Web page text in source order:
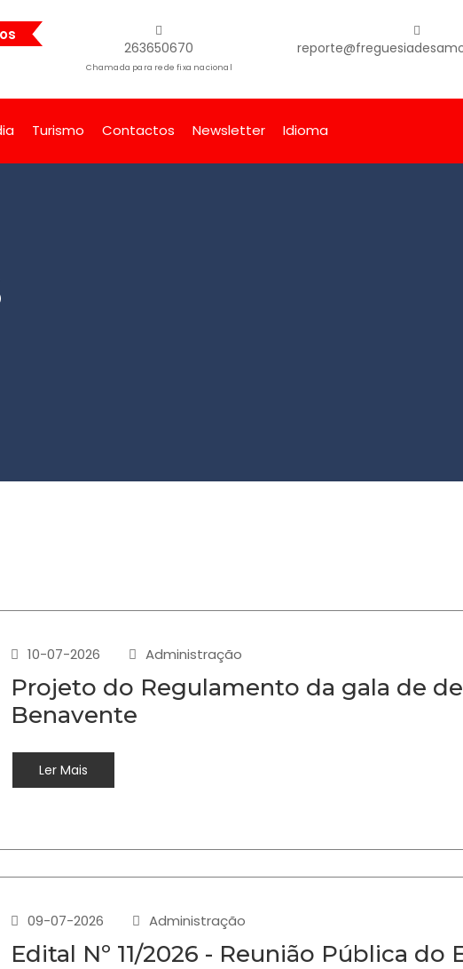
263650670
Chamada para rede fixa nacional
Turismo Contactos Newsletter Idioma
10-07-2026 Administração
Projeto do Regulamento da gala de
Benavente
Ler Mais
09-07-2026 Administração
Edital Nº 11/2026 - Reunião Pública do